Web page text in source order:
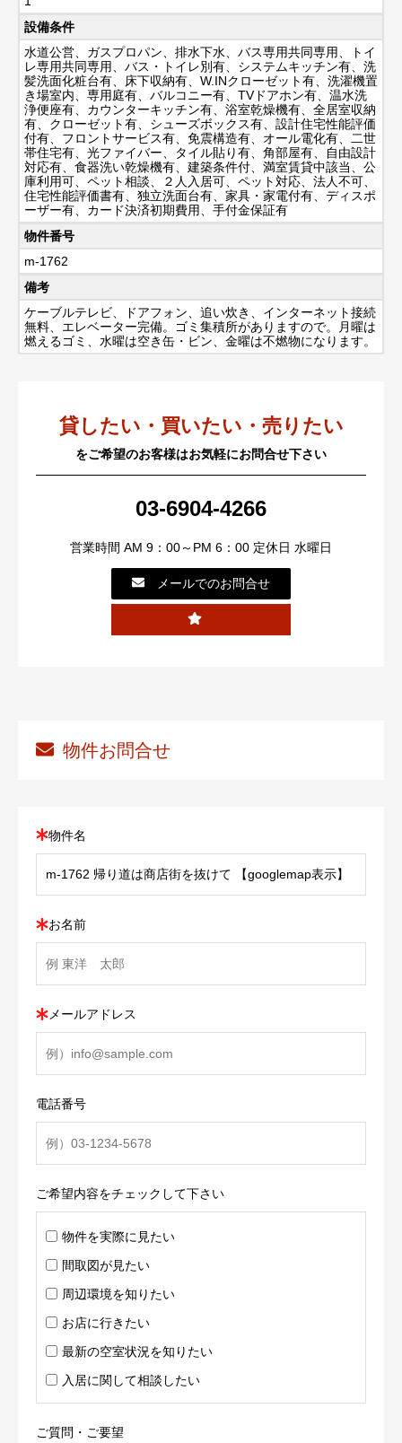
設備条件
水道公営、ガスプロパン、排水下水、バス専用共同専用、トイ
レ専用共同専用、バス・トイレ別有、システムキッチン有、洗
髪洗面化粧台有、床下収納有、W.INクローゼット有、洗濯機置
き場室内、専用庭有、バルコニー有、TVドアホン有、温水洗
浄便座有、カウンターキッチン有、浴室乾燥機有、全居室収納
有、クローゼット有、シューズボックス有、設計住宅性能評価
付有、フロントサービス有、免震構造有、オール電化有、二世
帯住宅有、光ファイバー、タイル貼り有、角部屋有、自由設計
対応有、食器洗い乾燥機有、建築条件付、満室賃貸中該当、公
庫利用可、ペット相談、２人入居可、ペット対応、法人不可、
住宅性能評価書有、独立洗面台有、家具・家電付有、ディスポ
ーザー有、カード決済初期費用、手付金保証有
物件番号
m-1762
備考
ケーブルテレビ、ドアフォン、追い炊き、インターネット接続
無料、エレベーター完備。ゴミ集積所がありますので。月曜は
燃えるゴミ、水曜は空き缶・ビン、金曜は不燃物になります。
貸したい・買いたい・売りたい
をご希望のお客様はお気軽にお問合せ下さい
03-6904-4266
営業時間 AM 9：00～PM 6：00 定休日 水曜日
メールでのお問合せ
物件お問合せ
物件名
お名前
メールアドレス
電話番号
ご希望内容をチェックして下さい
物件を実際に見たい
間取図が見たい
周辺環境を知りたい
お店に行きたい
最新の空室状況を知りたい
入居に関して相談したい
ご質問・ご要望